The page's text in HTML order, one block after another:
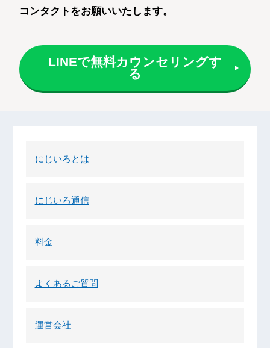
コンタクトをお願いいたします。
LINEで無料カウンセリングす
る
にじいろとは
にじいろ通信
料金
よくあるご質問
運営会社